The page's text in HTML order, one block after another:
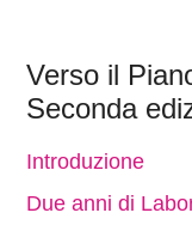
Verso il
Seconda
Introduzione
Due anni di